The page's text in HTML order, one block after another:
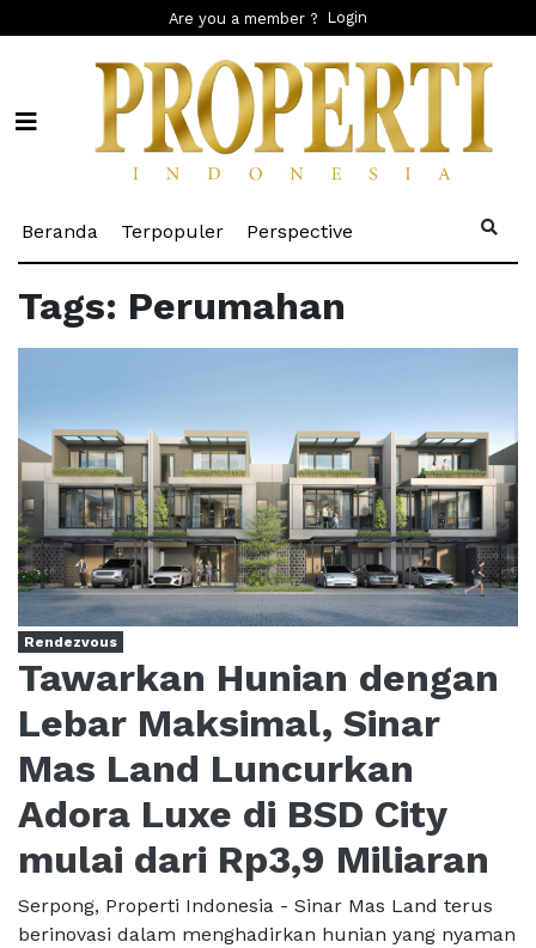
Are you a member ? Login
Beranda (current)
Terpopuler(current)
Perspective
Tags: Perumahan
Rendezvous
Tawarkan Hunian dengan
Lebar Maksimal, Sinar
Mas Land Luncurkan
Adora Luxe di BSD City
mulai dari Rp3,9 Miliaran
Serpong, Properti Indonesia - Sinar Mas Land terus
berinovasi dalam menghadirkan hunian yang nyaman